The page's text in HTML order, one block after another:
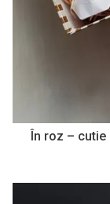
În roz – cutie